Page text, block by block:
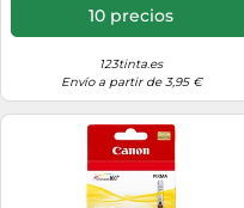
10 precios
123tinta.es
Envío a partir de 3,95 €